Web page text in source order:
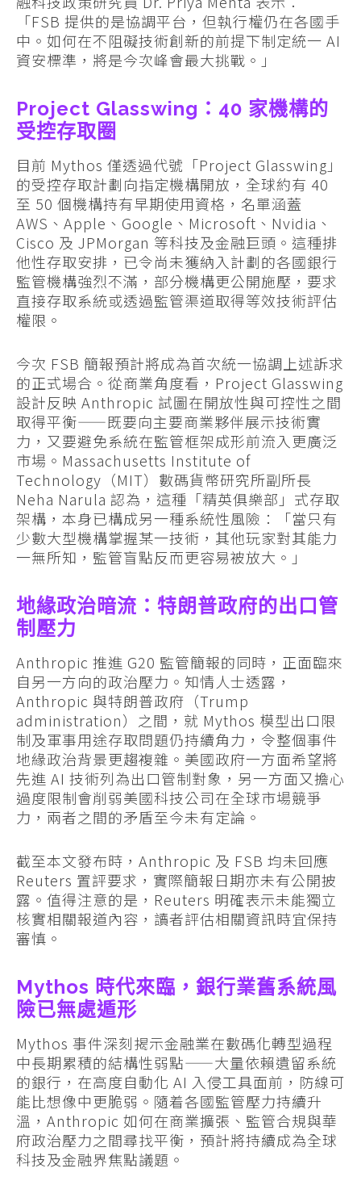
「FSB 提供的是協調平台，但執行權仍在各國手
中。如何在不阻礙技術創新的前提下制定統一 AI
資安標準，將是今次峰會最大挑戰。」
Project Glasswing：40 家機構的
受控存取圈
目前 Mythos 僅透過代號「Project Glasswing」
的受控存取計劃向指定機構開放，全球約有 40
至 50 個機構持有早期使用資格，名單涵蓋
AWS、Apple、Google、Microsoft、Nvidia、
Cisco 及 JPMorgan 等科技及金融巨頭。這種排
他性存取安排，已令尚未獲納入計劃的各國銀行
監管機構強烈不滿，部分機構更公開施壓，要求
直接存取系統或透過監管渠道取得等效技術評估
權限。
今次 FSB 簡報預計將成為首次統一協調上述訴求
的正式場合。從商業角度看，Project Glasswing
設計反映 Anthropic 試圖在開放性與可控性之間
取得平衡——既要向主要商業夥伴展示技術實
力，又要避免系統在監管框架成形前流入更廣泛
市場。Massachusetts Institute of
Technology（MIT）數碼貨幣研究所副所長
Neha Narula 認為，這種「精英俱樂部」式存取
架構，本身已構成另一種系統性風險：「當只有
少數大型機構掌握某一技術，其他玩家對其能力
一無所知，監管盲點反而更容易被放大。」
地緣政治暗流：特朗普政府的出口管
制壓力
Anthropic 推進 G20 監管簡報的同時，正面臨來
自另一方向的政治壓力。知情人士透露，
Anthropic 與特朗普政府（Trump
administration）之間，就 Mythos 模型出口限
制及軍事用途存取問題仍持續角力，令整個事件
地緣政治背景更趨複雜。美國政府一方面希望將
先進 AI 技術列為出口管制對象，另一方面又擔心
過度限制會削弱美國科技公司在全球市場競爭
力，兩者之間的矛盾至今未有定論。
截至本文發布時，Anthropic 及 FSB 均未回應
Reuters 置評要求，實際簡報日期亦未有公開披
露。值得注意的是，Reuters 明確表示未能獨立
核實相關報道內容，讀者評估相關資訊時宜保持
審慎。
Mythos 時代來臨，銀行業舊系統風
險已無處遁形
Mythos 事件深刻揭示金融業在數碼化轉型過程
中長期累積的結構性弱點——大量依賴遺留系統
的銀行，在高度自動化 AI 入侵工具面前，防線可
能比想像中更脆弱。隨着各國監管壓力持續升
溫，Anthropic 如何在商業擴張、監管合規與華
府政治壓力之間尋找平衡，預計將持續成為全球
科技及金融界焦點議題。